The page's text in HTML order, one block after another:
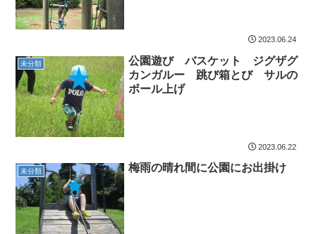
2023.06.24
未分類
公園遊び バスケット ジグザグ
カンガルー 跳び箱とび サルの
ボール上げ
2023.06.22
未分類 梅雨の晴れ間に公園にお出掛け